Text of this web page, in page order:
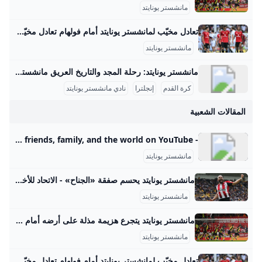
مانشستر يونايتد
تعادل مخيّب لمانشستر يونايتد أمام فولهام تعادل مخيّب لمانشستر يونايتد أمام فولهام 2025-08-24 20:40 العالممانشستر يونايتدفولهامنبض أربيل (كوردستان 24)- فشل مانشستر يونايتد بتحقيق فوزه الأول في الدوري الإنكليزي لكرة القدم هذا الموسم، بعدما انقاد إلى تعادل مخيّب أمام مضيفه فولهام 1-1 الأحد ضمن المرحلة الثانية. وسجّل المهاجم البرازيلي لفولهام رودريغو مونيز بالخطأ في مرمى فريقه هدف يونايتد (58)، فيما منح البديل إيميل سميث رو التعادل لأصحاب الأرض (73). وأدخل المدرب البرتغالي ليونايتد روبن أموريم تعديلا واحدا على التشكيلة التي افتتح بها الموسم في الدوري الأسبوع الماضي أمام أرسنال (0-1)، بإقحامه العاجي أماد ديالو بدلا من البرتغالي ديوغو دالوت، وأبقى على الوافدين الجديدين الكاميروني براين مبومو والبرازيلي ماتيوس كونيا إلى جانب مايسون ماونت في خط الهجوم.
مانشستر يونايتد
مانشستر يونايتد: رحلة المجد والتاريخ العريق مانشستر يونايتد هو واحد من أعرق وأشهر أندية كرة القدم في إنجلترا والعالم. تأسس النادي في عام 1878 تحت اسم نيوتن هيث، وتغير اسمه إلى مانشستر يونايتد في عام 1902. منذ ذلك الحين، خطى خطوات كبيرة ليصبح رمزاً من رموز كرة القدم بل وأكثر الأندية تحقيقًا للبطولات في إنجلترا. تاريخ النادي وبداياته بدأ مانشستر يونايتد كفريق بسيط من عمال السكك الحديدية، ثم تطور ليصبح من أبرز الأندية التي فازت بالعديد من الألقاب.
كرة القدم إنجلترا نادي مانشستر يونايتد
المقالات الشعبية
- YouTube Enjoy the videos and music you love, upload original content, and share it all with friends, family, and the world on YouTube.
مانشستر يونايتد
مانشستر يونايتد يحسم صفقة «الجناح» - الاتحاد للأخبار ذكرت تقارير إعلامية أن نادي مانشستر يونايتد الإنجليزي توصل إلى اتفاق مع برنتفورد بشأن ضم الجناح الفرنسي الكاميروني بريان مبيومو. مانشستر يونايتد يحسم صفقة «الجناح»
مانشستر يونايتد
مانشستر يونايتد يتجرع هزيمة مذلة على أرضه أمام بورنموث ... لم يكن الفوز مفاجئا لبورنموث الذي يصعد للمركز 13 في الترتيب فيما لا يزال يونايتد صاحب المركز السادس يتقدم خطوة للأمام وخطوتين للخلف… مانشستر يونايتد يتجرع هزيمة مذلة على أرضه أمام بورنموث 06-Dec-23 10:21 PM02-Dec-23 10:42 PM15-Nov-23 04:48 PM ترامب: أعتقد أننا سنغير اسم وزارة الدفاع الأمريكية إلى وزارة الحرب الأسبوع المقبل ترامب: يجب تسوية الوضع في غزة قريبا ترامب: أتعامل مع نتنياهو كثيرا وحققنا نجاحا باهرا في إيران حيث قضينا على تهديدها النووي ترامب: يجب أن تنتهي الحرب بغزة وأعتقد أنه خلال أسبوعين أو 3 ستكون هناك نهاية جيدة وحاسمة لها مدفعية الاحتلال تقصف حي الزيتون جنوب شرق مدينة غزة
مانشستر يونايتد